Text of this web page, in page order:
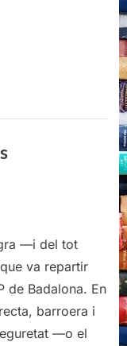
—i del tot
va repartir
de Badalona. En
barroera i
—o el